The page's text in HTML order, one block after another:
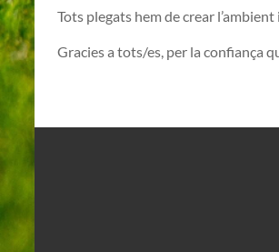
Tots plegats hem de crear
Gracies a tots/es, per la confiança